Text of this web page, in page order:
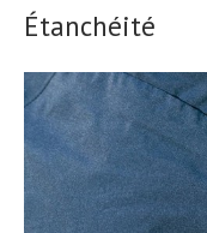
Étanchéité